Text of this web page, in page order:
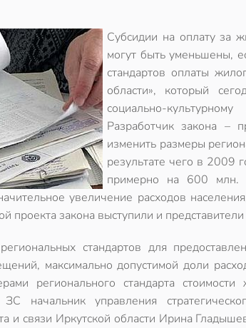
Субсидии на оплату за
могут быть уменьшены,
стандартов оплаты
области», который
социально-
Разработчик закона –
изменить размеры
результате чего в 2009
примерно на 600 млн.
увеличение расходов
проекта закона выступили и
стандартов для
максимально допустимой доли
регионального стандарта
ЗС начальник управления
и связи Иркутской области Ирина